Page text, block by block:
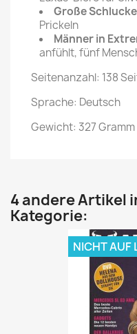
Große Schlucke
Prickeln
Männer in
anfühlt, fünf
Seitenanzahl: 138
Sprache: Deutsch
Gewicht: 327 Gramm
4 andere Artikel
Kategorie:
NICHT AUF